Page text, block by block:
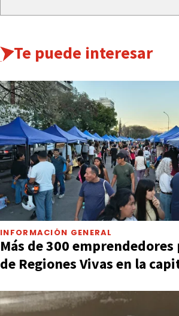
Te puede interesar
INFORMACIÓN GENERAL
Más de 300
de Regiones Vivas en la